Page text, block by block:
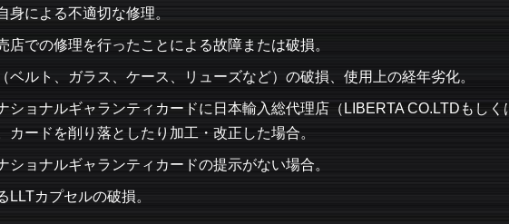
身による不適切な修理。
店での修理を行ったことによる故障または破損。
ベルト、ガラス、ケース、リューズなど）の破損、使用上の経年劣化。
ショナルギャランティカードに日本輸入総代理店（LIBERTA CO.LTDもし
カードを削り落としたり加工・改正した場合。
ショナルギャランティカードの提示がない場合。
LLTカプセルの破損。